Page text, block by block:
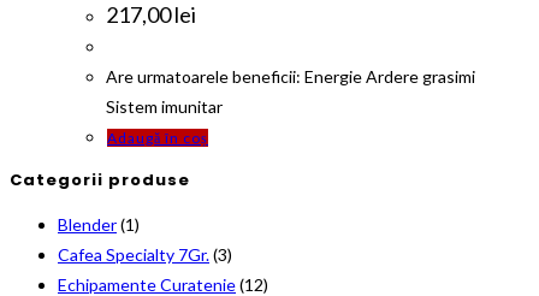
217,00lei
Are urmatoarele beneficii: Energie Ardere grasimi
Sistem imunitar
Adaugă în coș
Categorii produse
Blender(1)
Cafea Specialty 7Gr.(3)
Echipamente Curatenie(12)